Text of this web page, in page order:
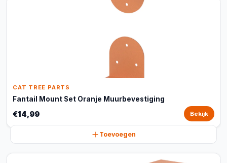
CAT TREE PARTS
Fantail Mount Set Oranje Muurbevestiging
€14,99 Bekijk
Toevoegen